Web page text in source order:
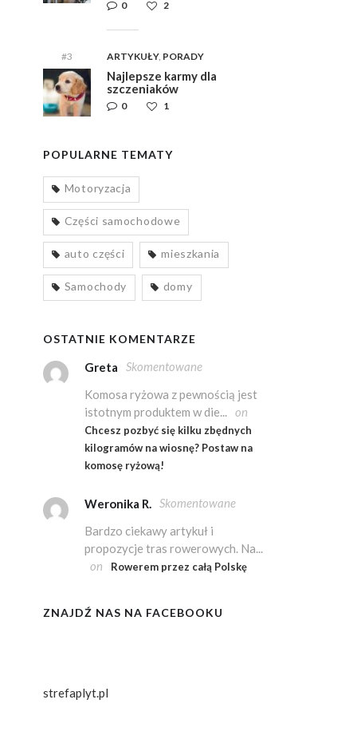
2
0
#3 ARTYKUŁY, PORADY
Najlepsze karmy dla
szczeniaków
1
0
POPULARNE TEMATY
Motoryzacja
Części samochodowe
auto części mieszkania
Samochody domy
OSTATNIE KOMENTARZE
Greta
Skomentowane
Komosa ryżowa z pewnością jest
istotnym produktem w die... on
Chcesz pozbyć się kilku zbędnych
kilogramów na wiosnę? Postaw na
komosę ryżową!
Weronika R. Skomentowane
Bardzo ciekawy artykuł i
propozycje tras rowerowych. Na...
on
Rowerem przez całą Polskę
ZNAJDŹ NAS NA FACEBOOKU
strefaplyt.pl